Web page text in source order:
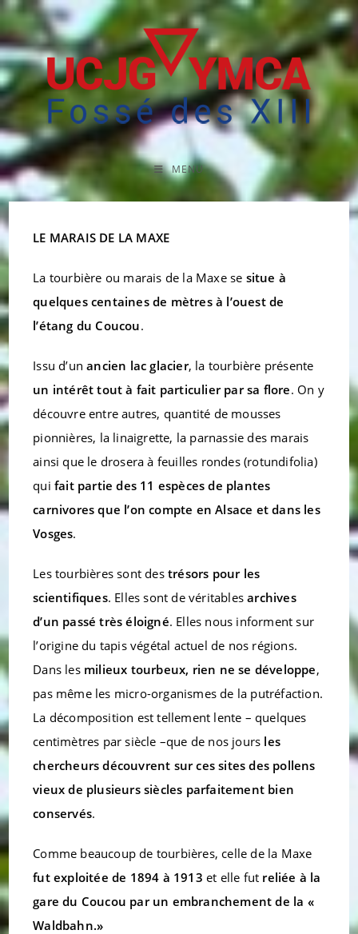
Skip
to
content
MENU
LE MARAIS DE LA MAXE
La tourbière ou marais de la Maxe se situe à
quelques centaines de mètres à l’ouest de
l’étang du Coucou.
Issu d’unancien lac glacier, la tourbière présente
un intérêt tout à fait particulier par sa flore. On y
découvre entre autres, quantité de mousses
pionnières, la linaigrette, la parnassie des marais
ainsi que le drosera à feuilles rondes (rotundifolia)
quifait partie des 11 espèces de plantes
carnivores que l’on compte en Alsace et dans les
Vosges.
Les tourbières sont destrésors pour les
scientifiques. Elles sont de véritablesarchives
d’un passé très éloigné. Elles nous informent sur
l’origine du tapis végétal actuel de nos régions.
Dans lesmilieux tourbeux, rien ne se développe,
pas même les micro-organismes de la putréfaction.
La décomposition est tellement lente – quelques
centimètres par siècle –que de nos jours les
chercheurs découvrent sur ces sites des pollens
vieux de plusieurs siècles parfaitement bien
conservés.
Comme beaucoup de tourbières, celle de la Maxe
fut exploitée de 1894 à 1913 et elle fut reliée à la
gare du Coucou par un embranchement de la «
Waldbahn.»